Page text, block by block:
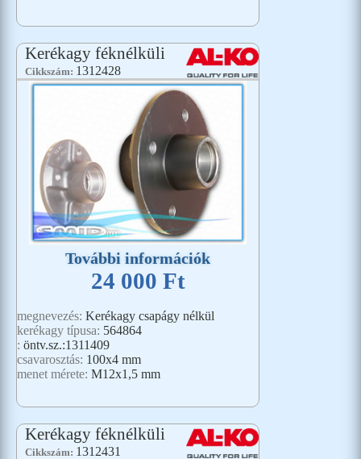
Kerékagy féknélküli
Cikkszám: 1312428
További információk
24 000 Ft
megnevezés: Kerékagy csapágy nélkül
kerékagy típusa: 564864
: öntv.sz.:1311409
csavarosztás: 100x4 mm
menet mérete: M12x1,5 mm
Kerékagy féknélküli
Cikkszám: 1312431